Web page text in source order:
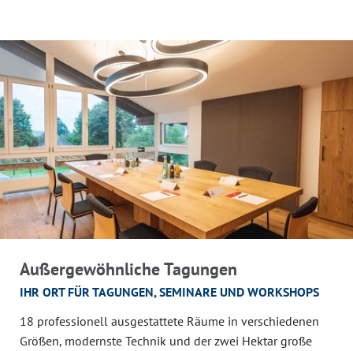
Außergewöhnliche Tagungen
IHR ORT FÜR TAGUNGEN, SEMINARE UND WORKSHOPS
18 professionell ausgestattete Räume in verschiedenen
Größen, modernste Technik und der zwei Hektar große